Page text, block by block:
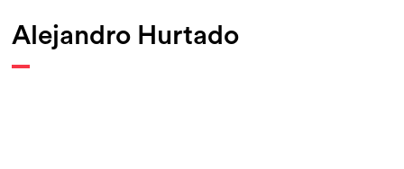
Alejandro Hurtado